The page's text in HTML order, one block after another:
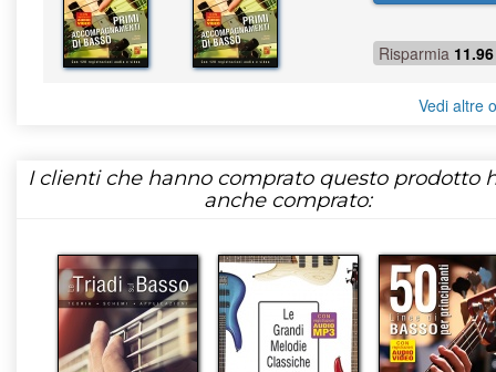
Risparmia 11.96
Vedi altre
I clienti che hanno comprato questo prodotto
anche comprato: